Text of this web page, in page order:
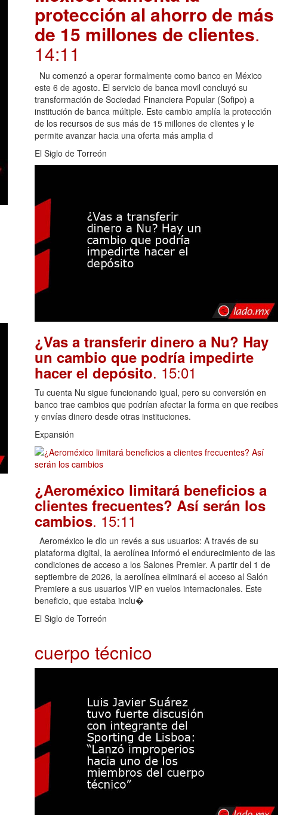
protección al ahorro de más
de 15 millones de clientes.
14:11
Nu comenzó a operar formalmente como banco en México
este 6 de agosto. El servicio de banca movil concluyó su
transformación de Sociedad Financiera Popular (Sofipo) a
institución de banca múltiple. Este cambio amplía la protección
de los recursos de sus más de 15 millones de clientes y le
permite avanzar hacia una oferta más amplia d
El Siglo de Torreón
¿Vas a transferir dinero a Nu? Hay
un cambio que podría impedirte
hacer el depósito. 15:01
Tu cuenta Nu sigue funcionando igual, pero su conversión en
banco trae cambios que podrían afectar la forma en que recibes
y envías dinero desde otras instituciones.
Expansión
¿Aeroméxico limitará beneficios a
clientes frecuentes? Así serán los
cambios. 15:11
Aeroméxico le dio un revés a sus usuarios: A través de su
plataforma digital, la aerolínea informó el endurecimiento de las
condiciones de acceso a los Salones Premier. A partir del 1 de
septiembre de 2026, la aerolínea eliminará el acceso al Salón
Premiere a sus usuarios VIP en vuelos internacionales. Este
beneficio, que estaba inclu�
El Siglo de Torreón
cuerpo técnico